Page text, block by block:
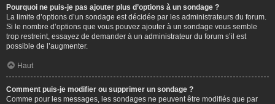
Pourquoi ne puis-je pas ajouter plus d’options à un sondage ?
La limite d’options d’un sondage est décidée par les administrateurs du forum.
Si le nombre d’options que vous pouvez ajouter à un sondage vous semble
trop restreint, essayez de demander à un administrateur du forum s’il est
possible de l’augmenter.
Haut
Comment puis-je modifier ou supprimer un sondage ?
Comme pour les messages, les sondages ne peuvent être modifiés que par